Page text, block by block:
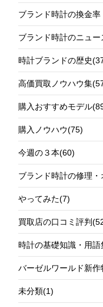
ブランド時計の換金
ブランド時計のニュー
時計ブランドの歴史
高価買取ノウハウ集
購入おすすめモデル
購入ノウハウ(75)
今週の３本(60)
ブランド時計の修理
やってみた(7)
買取店の口コミ評判
時計の基礎知識・用語
バーゼルワールド新作
未分類(1)